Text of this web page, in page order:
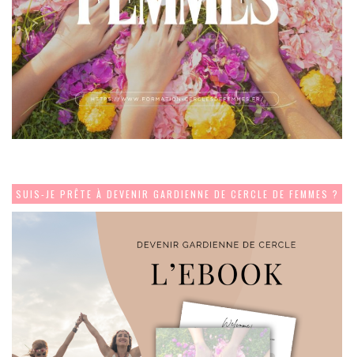
SUIS-JE PRÊTE À DEVENIR GARDIENNE DE CERCLE DE FEMMES ?